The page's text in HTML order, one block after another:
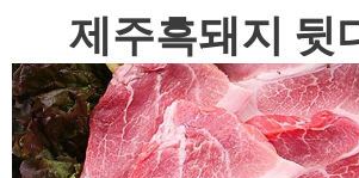
제주흑돼지 뒷